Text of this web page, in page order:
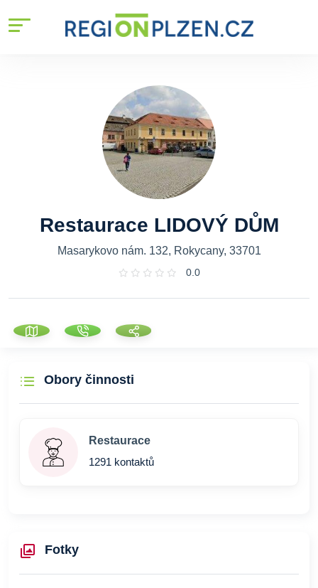
Restaurace LIDOVÝ DŮM
Masarykovo nám. 132, Rokycany, 33701
0.0
Obory činnosti
Restaurace
1291 kontaktů
Fotky